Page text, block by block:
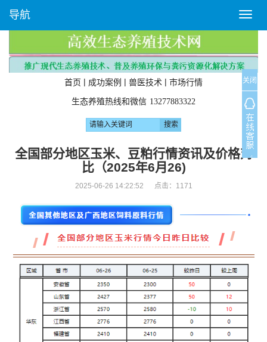
T
o
g
l
e
n
a
v
i
g
a
n
导航
首页 | 成功案例 | 兽医技术 | 市场行情
生态养殖热线和微信 13277883322
全国部分地区玉米、豆粕行情资讯及价格对
比（2025年6月26)
2025-06-26 14:22:52 点击： 1171
关闭